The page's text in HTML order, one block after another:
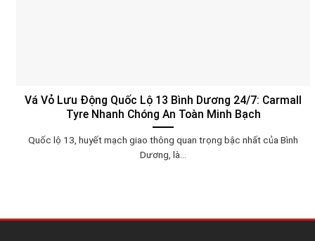
Vá Vỏ Lưu Động Quốc Lộ 13 Bình Dương 24/7: Carmall
Tyre Nhanh Chóng An Toàn Minh Bạch
Quốc lộ 13, huyết mạch giao thông quan trọng bậc nhất của Bình
Dương, là...